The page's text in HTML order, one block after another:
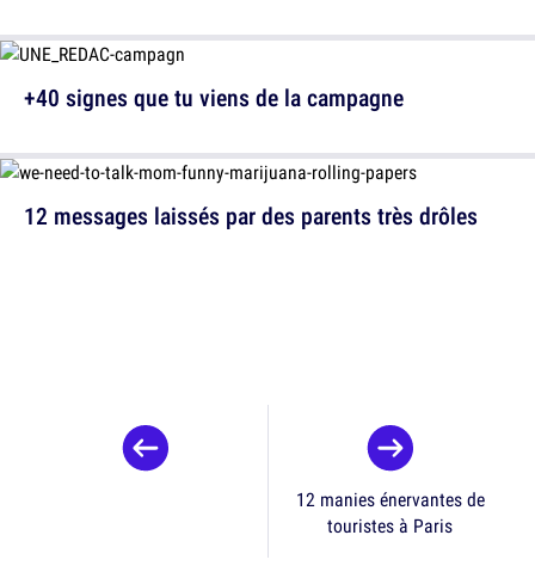
12 messages laissés par des parents très drôles
+40 signes que tu viens de la campagne
12 manies énervantes de
touristes à Paris